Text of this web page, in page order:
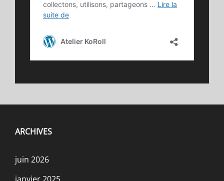
ARCHIVES
juin 2026